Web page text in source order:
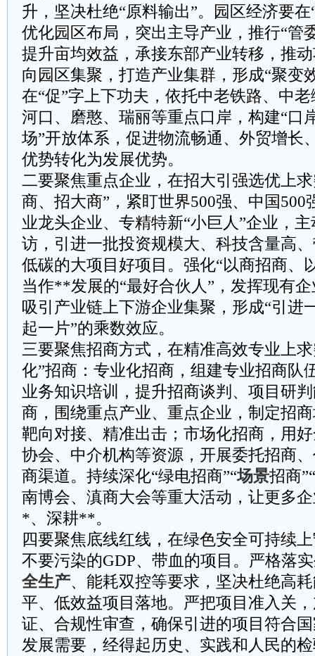
升，坚决杜绝“原料输出”。园区经济要
优化园区布局，突出主导产业，推行“管
提升亩均效益，承接东部产业转移，推
向园区集聚，打造产业集群，形成“聚变
在“促”字上下功夫，依托中老铁路、中
河口、磨憨、瑞丽等重点口岸，构建“口
场”开放体系，促进物流畅通、外贸增长
优势转化为发展优势。
二要聚焦重点企业，在招大引强选优上
商、招大商”，紧盯世界500强、中国500
业龙头企业、专精特新“小巨人”企业，
访，引进一批投资规模大、科技含量高
低碳的大项目好项目。强化“以商招商、
当作**发展的“最好合伙人”，发挥现有
吸引产业链上下游企业集聚，形成“引进
起一片”的乘数效应。
三要聚焦招商方式，在精准高效专业上
化”招商：专业化招商，组建专业招商队
业务知识培训，提升招商谈判、项目研
商，围绕重点产业、重点企业，制定招
靶向对接、精准出击；市场化招商，用
协会、中介机构等资源，开展委托招商
商渠道。持续深化“绿电招商”“场景招商
南博会、滇商大会等重大活动，让更多
*、深耕**。
四要聚焦底线红线，在绿色安全可持续
不要污染的GDP、带血的项目。严格落
全生产、能耗双控等要求，坚决杜绝高
平、低效益项目落地。严把项目准入关
证、合规性审查，确保引进的项目符合
发展需要，经得起历史、实践和人民的